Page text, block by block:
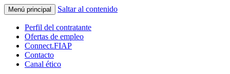
Menú principal Saltar al contenido
Perfil del contratante
Ofertas de empleo
Connect.FIAP
Contacto
Canal ético